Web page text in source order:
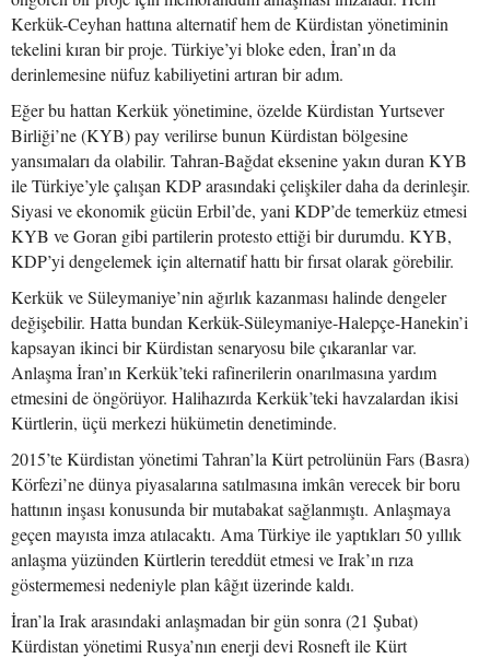
Kerkük-Ceyhan hattına alternatif hem de Kürdistan yönetiminin
tekelini kıran bir proje. Türkiye’yi bloke eden, İran’ın da
derinlemesine nüfuz kabiliyetini artıran bir adım.
Eğer bu hattan Kerkük yönetimine, özelde Kürdistan Yurtsever
Birliği’ne (KYB) pay verilirse bunun Kürdistan bölgesine
yansımaları da olabilir. Tahran-Bağdat eksenine yakın duran KYB
ile Türkiye’yle çalışan KDP arasındaki çelişkiler daha da derinleşir.
Siyasi ve ekonomik gücün Erbil’de, yani KDP’de temerküz etmesi
KYB ve Goran gibi partilerin protesto ettiği bir durumdu. KYB,
KDP’yi dengelemek için alternatif hattı bir fırsat olarak görebilir.
Kerkük ve Süleymaniye’nin ağırlık kazanması halinde dengeler
değişebilir. Hatta bundan Kerkük-Süleymaniye-Halepçe-Hanekin’i
kapsayan ikinci bir Kürdistan senaryosu bile çıkaranlar var.
Anlaşma İran’ın Kerkük’teki rafinerilerin onarılmasına yardım
etmesini de öngörüyor. Halihazırda Kerkük’teki havzalardan ikisi
Kürtlerin, üçü merkezi hükümetin denetiminde.
2015’te Kürdistan yönetimi Tahran’la Kürt petrolünün Fars (Basra)
Körfezi’ne dünya piyasalarına satılmasına imkân verecek bir boru
hattının inşası konusunda bir mutabakat sağlanmıştı. Anlaşmaya
geçen mayısta imza atılacaktı. Ama Türkiye ile yaptıkları 50 yıllık
anlaşma yüzünden Kürtlerin tereddüt etmesi ve Irak’ın rıza
göstermemesi nedeniyle plan kâğıt üzerinde kaldı.
İran’la Irak arasındaki anlaşmadan bir gün sonra (21 Şubat)
Kürdistan yönetimi Rusya’nın enerji devi Rosneft ile Kürt